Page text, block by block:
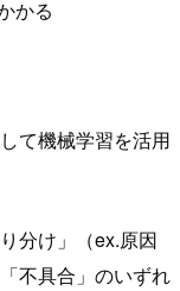
かる
て機械学習を活用
分け」（ex.原因
不具合」のいずれ